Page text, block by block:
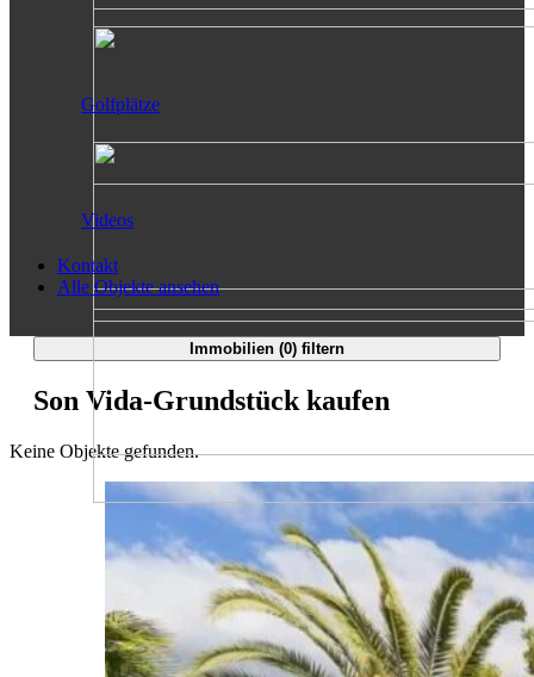
Golfplätze
Videos
Kontakt
Alle Objekte ansehen
Immobilien (0) filtern
Son Vida-Grundstück kaufen
Keine Objekte gefunden.